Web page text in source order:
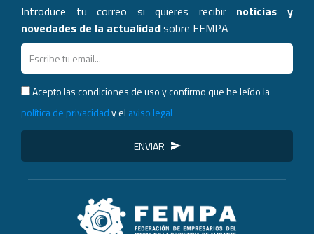
Introduce tu correo si quieres recibir noticias y
novedades de la actualidadsobre FEMPA
Acepto las condiciones de uso y confirmo que he leído la
política de privacidady el aviso legal
ENVIAR